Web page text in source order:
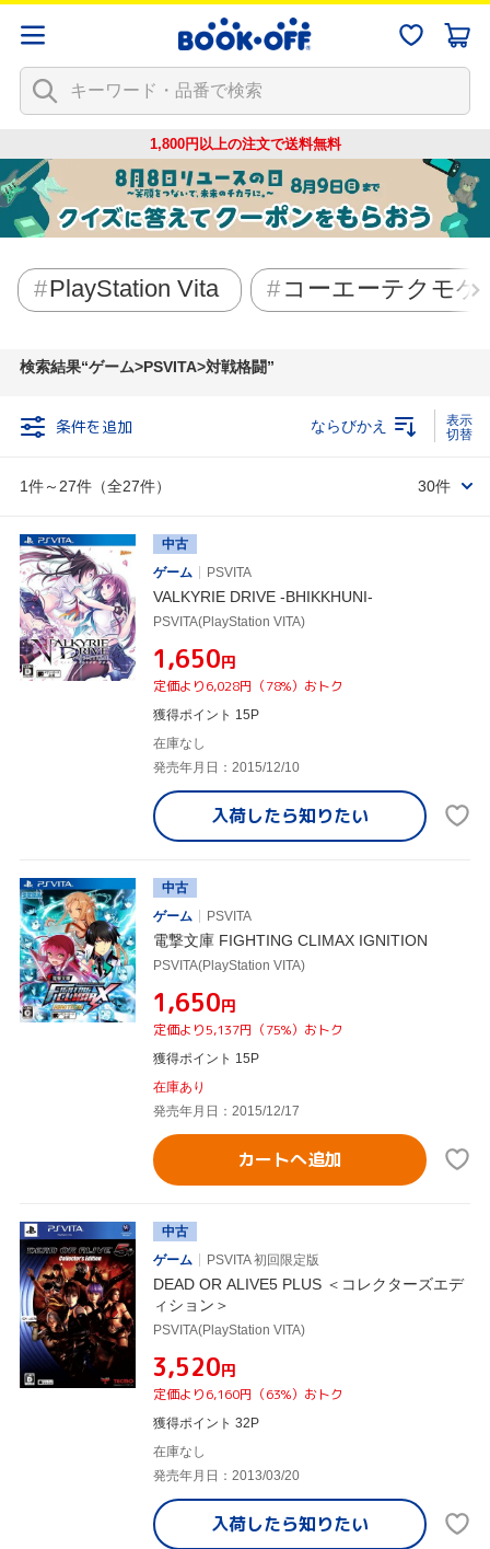
1,800円以上の注文で送料無料
PlayStation Vita コーエーテクモゲ
検索結果 ゲーム>PSVITA>対戦格闘
条件を追加
1件～27件（全27件）
ならびかえ
30件
中古
ゲーム
PSVITA
VALKYRIE DRIVE -BHIKKHUNI-
PSVITA(PlayStation VITA)
¥1,650円
定価より6,028円（78%）おトク
獲得ポイント 15P
在庫なし
発売年月日：2015/12/10
入荷したら知りたい
中古
ゲーム
PSVITA
電撃文庫 FIGHTING CLIMAX IGNITION
PSVITA(PlayStation VITA)
¥1,650円
定価より5,137円（75%）おトク
獲得ポイント 15P
在庫あり
発売年月日：2015/12/17
カートへ追加
中古
ゲーム
PSVITA 初回限定版
DEAD OR ALIVE5 PLUS ＜コレクターズエデ
ィション＞
PSVITA(PlayStation VITA)
¥3,520円
定価より6,160円（63%）おトク
獲得ポイント 32P
在庫なし
発売年月日：2013/03/20
入荷したら知りたい